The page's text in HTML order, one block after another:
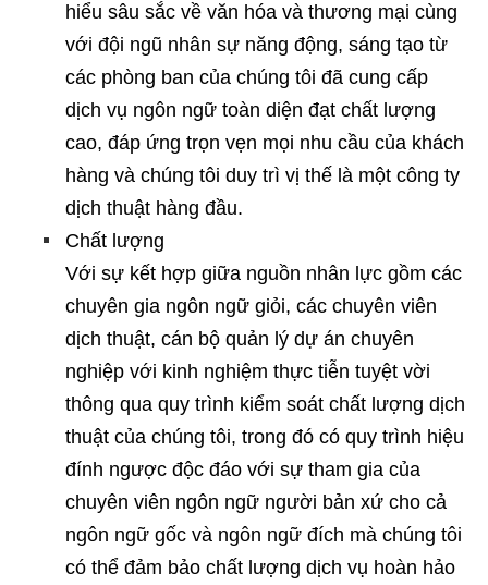
hiểu sâu sắc về văn hóa và thương mại cùng
với đội ngũ nhân sự năng động, sáng tạo từ
các phòng ban của chúng tôi đã cung cấp
dịch vụ ngôn ngữ toàn diện đạt chất lượng
cao, đáp ứng trọn vẹn mọi nhu cầu của khách
hàng và chúng tôi duy trì vị thế là một công ty
dịch thuật hàng đầu.
Chất lượng
Với sự kết hợp giữa nguồn nhân lực gồm các
chuyên gia ngôn ngữ giỏi, các chuyên viên
dịch thuật, cán bộ quản lý dự án chuyên
nghiệp với kinh nghiệm thực tiễn tuyệt vời
thông qua quy trình kiểm soát chất lượng dịch
thuật của chúng tôi, trong đó có quy trình hiệu
đính ngược độc đáo với sự tham gia của
chuyên viên ngôn ngữ người bản xứ cho cả
ngôn ngữ gốc và ngôn ngữ đích mà chúng tôi
có thể đảm bảo chất lượng dịch vụ hoàn hảo